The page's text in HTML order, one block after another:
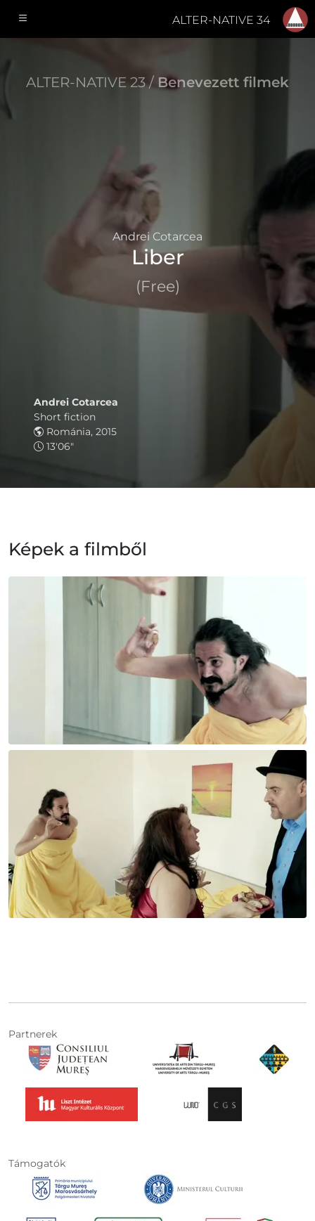
ALTER-NATIVE 34
ALTER-NATIVE 23 / Benevezett filmek
Andrei Cotarcea
Liber
(Free)
Andrei Cotarcea
Short fiction
Románia, 2015
13'06"
Képek a filmből
Partnerek
Támogatók